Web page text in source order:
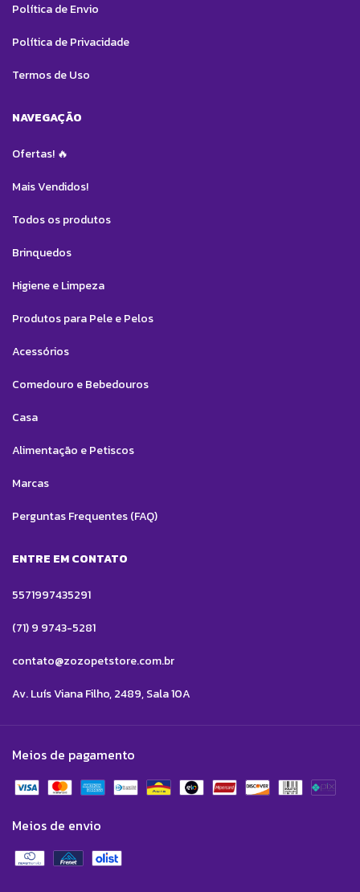
Política de Envio
Política de Privacidade
Termos de Uso
NAVEGAÇÃO
Ofertas! 🔥
Mais Vendidos!
Todos os produtos
Brinquedos
Higiene e Limpeza
Produtos para Pele e Pelos
Acessórios
Comedouro e Bebedouros
Casa
Alimentação e Petiscos
Marcas
Perguntas Frequentes (FAQ)
ENTRE EM CONTATO
5571997435291
(71) 9 9743-5281
contato@zozopetstore.com.br
Av. Luís Viana Filho, 2489, Sala 10A
Meios de pagamento
Meios de envio